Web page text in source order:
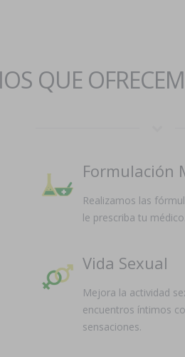
QUE
Formulación
Realizamos las
le prescriba tu médico.
Vida Sexual
Mejora la actividad
encuentros íntimos
sensaciones.